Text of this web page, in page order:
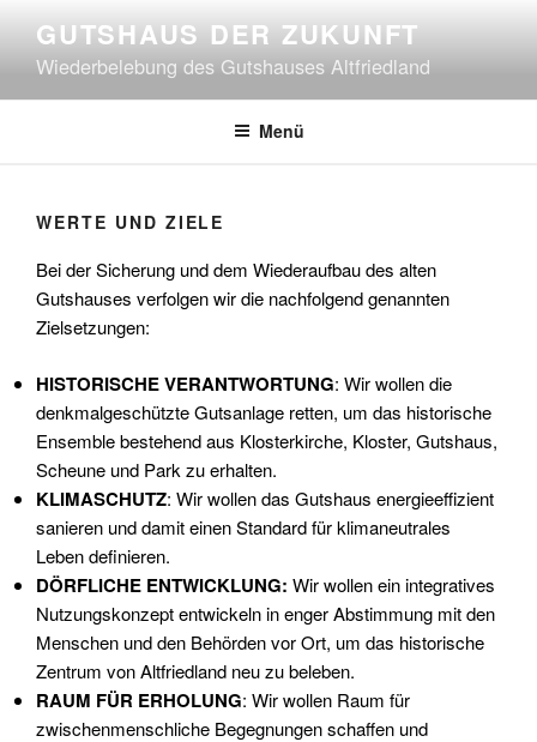
Inhalt
springen
GUTSHAUS DER ZUKUNFT
Wiederbelebung des Gutshauses Altfriedland
Menü
WERTE UND ZIELE
Bei der Sicherung und dem Wiederaufbau des alten
Gutshauses verfolgen wir die nachfolgend genannten
Zielsetzungen:
HISTORISCHE VERANTWORTUNG: Wir wollen die
denkmalgeschützte Gutsanlage retten, um das historische
Ensemble bestehend aus Klosterkirche, Kloster, Gutshaus,
Scheune und Park zu erhalten.
KLIMASCHUTZ: Wir wollen das Gutshaus energieeffizient
sanieren und damit einen Standard für klimaneutrales
Leben definieren.
DÖRFLICHE ENTWICKLUNG: Wir wollen ein integratives
Nutzungskonzept entwickeln in enger Abstimmung mit den
Menschen und den Behörden vor Ort, um das historische
Zentrum von Altfriedland neu zu beleben.
RAUM FÜR ERHOLUNG: Wir wollen Raum für
zwischenmenschliche Begegnungen schaffen und